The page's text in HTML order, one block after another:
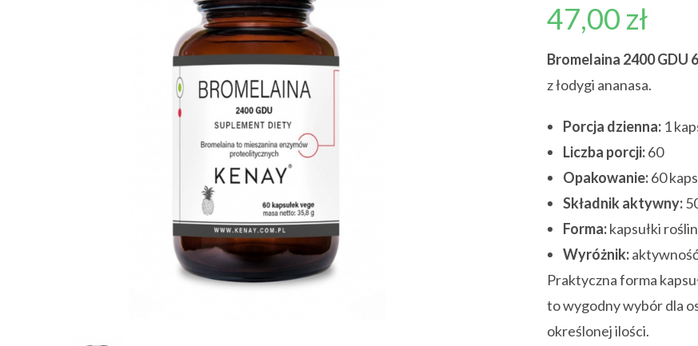
47,00 zł
Bromelaina 2400 GDU
z łodygi ananasa.
Porcja dzienna: 1
Liczba porcji:60
Opakowanie:60
Składnik aktywny:
Forma:kapsułki
Wyróżnik:
Praktyczna forma
to wygodny wybór dla
określonej ilości.